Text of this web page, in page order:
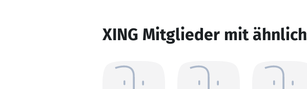
XING Mitglieder mit